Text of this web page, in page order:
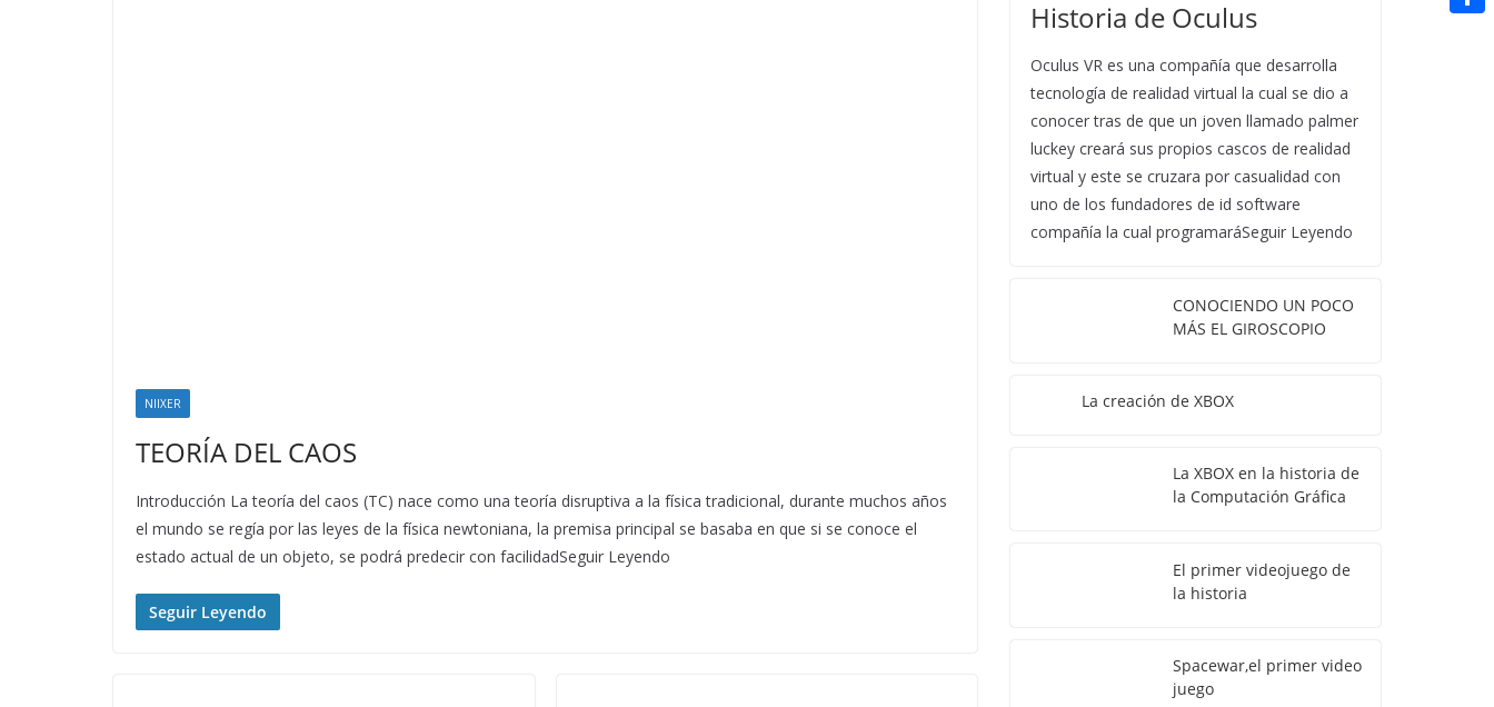
NIIXER
TEORÍA DEL CAOS
Introducción La teoría del caos (TC) nace como una teoría disruptiva a la física tradicional, durante muchos años
el mundo se regía por las leyes de la física newtoniana, la premisa principal se basaba en que si se conoce el
estado actual de un objeto, se podrá predecir con facilidadSeguir Leyendo
Seguir Leyendo
Historia de Oculus
Oculus VR es una compañía que desarrolla
tecnología de realidad virtual la cual se dio a
conocer tras de que un joven llamado palmer
luckey creará sus propios cascos de realidad
virtual y este se cruzara por casualidad con
uno de los fundadores de id software
compañía la cual programaráSeguir Leyendo
CONOCIENDO UN POCO
MÁS EL GIROSCOPIO
La creación de XBOX
La XBOX en la historia de
la Computación Gráfica
El primer videojuego de
la historia
Spacewar,el primer video
juego
n
a